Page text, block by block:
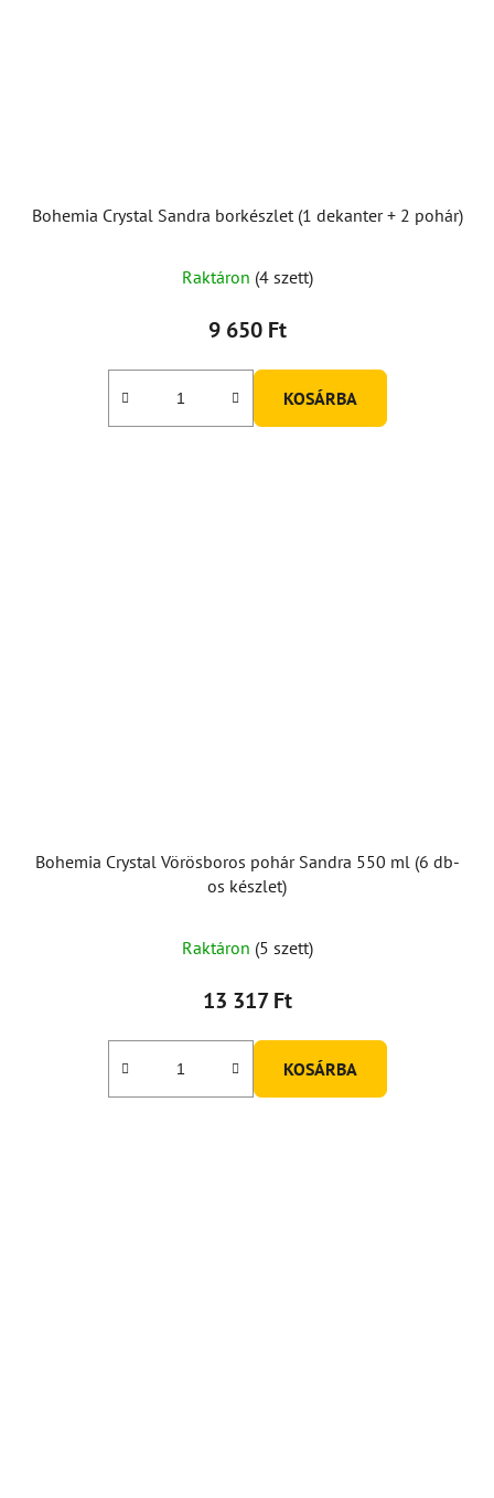
Bohemia Crystal Sandra borkészlet (1 dekanter + 2 pohár)
Raktáron (4 szett)
9 650 Ft
KOSÁRBA
Bohemia Crystal Vörösboros pohár Sandra 550 ml (6 db-
os készlet)
Raktáron (5 szett)
13 317 Ft
KOSÁRBA